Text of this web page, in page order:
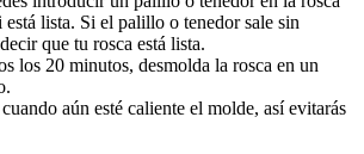
lista. Si el palillo o tenedor sale sin
que tu rosca está lista.
los 20 minutos, desmolda la rosca en un
aún esté caliente el molde, así evitarás